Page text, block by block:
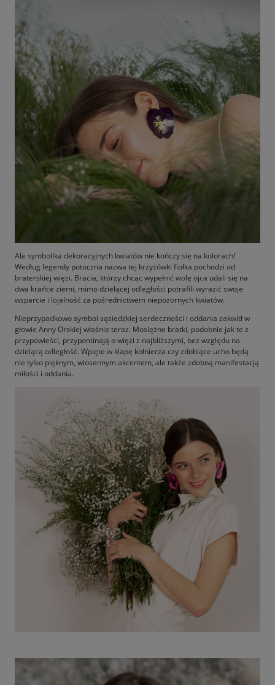
Ale symbolika dekoracyjnych kwiatów nie kończy się na kolorach!
Według legendy potoczna nazwa tej krzyżówki fiołka pochodzi od
braterskiej więzi. Bracia, którzy chcąc wypełnić wolę ojca udali się na
dwa krańce ziemi, mimo dzielącej odległości potrafili wyrazić swoje
wsparcie i lojalność za pośrednictwem niepozornych kwiatów.
Nieprzypadkowo symbol sąsiedzkiej serdeczności i oddania zakwitł w
głowie Anny Orskiej właśnie teraz. Mosiężne bratki, podobnie jak te z
przypowieści, przypominają o więzi z najbliższymi, bez względu na
dzielącą odległość. Wpięte w klapę kołnierza czy zdobiące ucho będą
nie tylko pięknym, wiosennym akcentem, ale także zdobną manifestacją
miłości i oddania.